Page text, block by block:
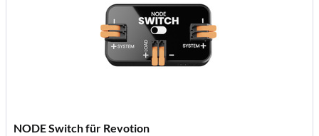
NODE Switch für Revotion